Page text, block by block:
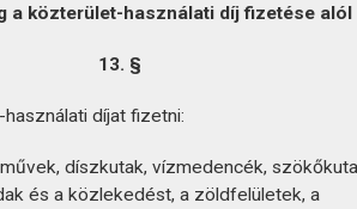
a közterület-használati díj fizetése alól
13. §
díjat fizetni:
díszkutak, vízmedencék,
és a közlekedést, a zöldfelületek, a